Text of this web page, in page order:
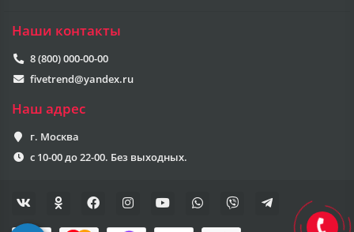
Наши контакты
8 (800) 000-00-00
fivetrend@yandex.ru
Наш адрес
г. Москва
с 10-00 до 22-00. Без выходных.